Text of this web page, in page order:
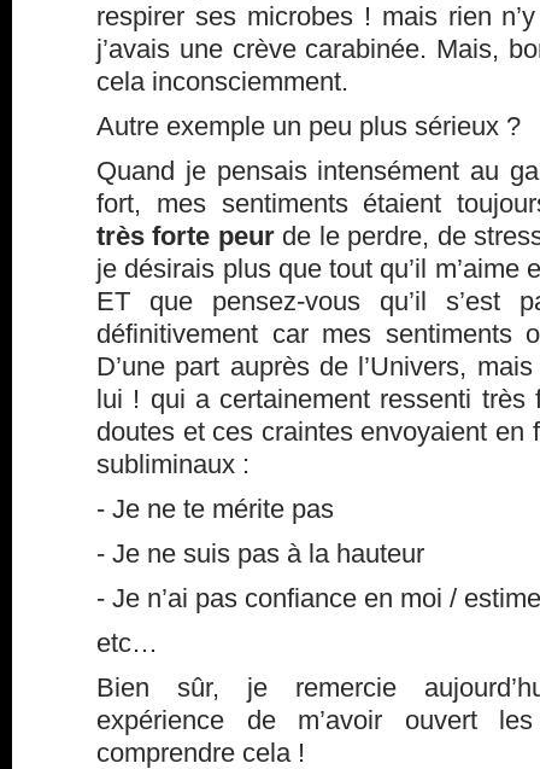
respirer ses microbes ! mais rien
j’avais une crève carabinée. Mais,
cela inconsciemment.
Autre exemple un peu plus sérieux ?
Quand je pensais intensément au
fort, mes sentiments étaient
très forte peurde le perdre, de
je désirais plus que tout qu’il
ET que pensez-vous qu’il s’est
définitivement car mes sentiments
D’une part auprès de l’Univers,
lui ! qui a certainement ressenti très
doutes et ces craintes envoyaient en
subliminaux :
- Je ne te mérite pas
- Je ne suis pas à la hauteur
- Je n’ai pas confiance en moi /
etc…
Bien sûr, je remercie
expérience de m’avoir ouvert
comprendre cela !